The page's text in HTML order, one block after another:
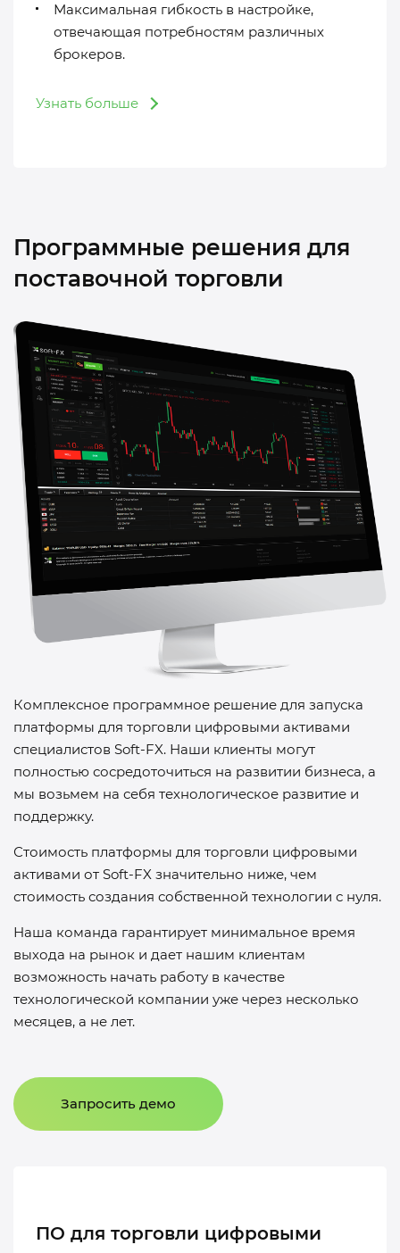
Максимальная гибкость в настройке,
отвечающая потребностям различных
брокеров.
Узнать больше
Программные решения для
поставочной торговли
Комплексное программное решение для запуска
платформы для торговли цифровыми активами
специалистов Soft-FX. Наши клиенты могут
полностью сосредоточиться на развитии бизнеса, а
мы возьмем на себя технологическое развитие и
поддержку.
Стоимость платформы для торговли цифровыми
активами от Soft-FX значительно ниже, чем
стоимость создания собственной технологии с нуля.
Наша команда гарантирует минимальное время
выхода на рынок и дает нашим клиентам
возможность начать работу в качестве
технологической компании уже через несколько
месяцев, а не лет.
Запросить демо
ПО для торговли цифровыми